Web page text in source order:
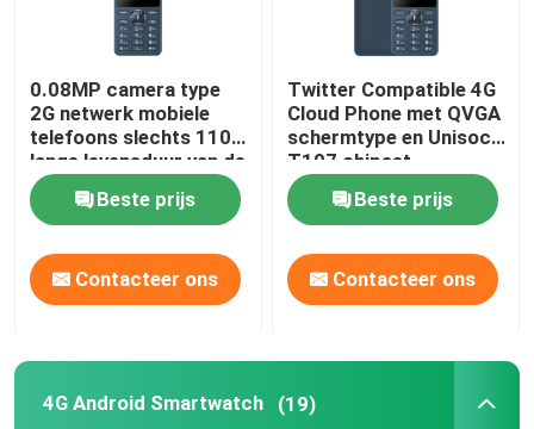
0.08MP camera type
2G netwerk mobiele
telefoons slechts 110g
lange levensduur van de
batterij
Beste prijs
Contacteer ons
Twitter Compatible 4G
Cloud Phone met QVGA
schermtype en Unisoc
T107 chipset
Beste prijs
Contacteer ons
4G Android Smartwatch (19)